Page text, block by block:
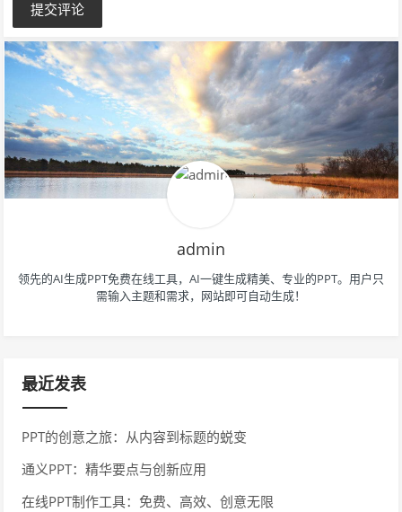
提交评论
admin
领先的AI生成PPT免费在线工具，AI一键生成精美、专业的PPT。用户只
需输入主题和需求，网站即可自动生成！
最近发表
PPT的创意之旅：从内容到标题的蜕变
通义PPT：精华要点与创新应用
在线PPT制作工具：免费、高效、创意无限